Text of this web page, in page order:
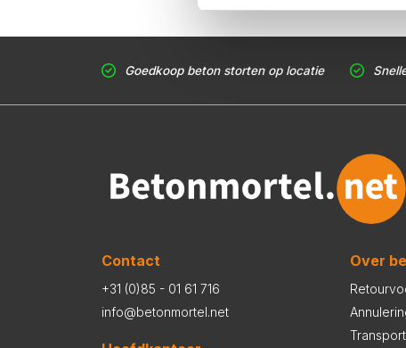
Goedkoop beton storten op locatie
Contact
+31 (0)85 - 01 61 716
info@betonmortel.net
Over
Transport